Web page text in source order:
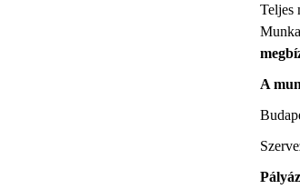
Teljes
A